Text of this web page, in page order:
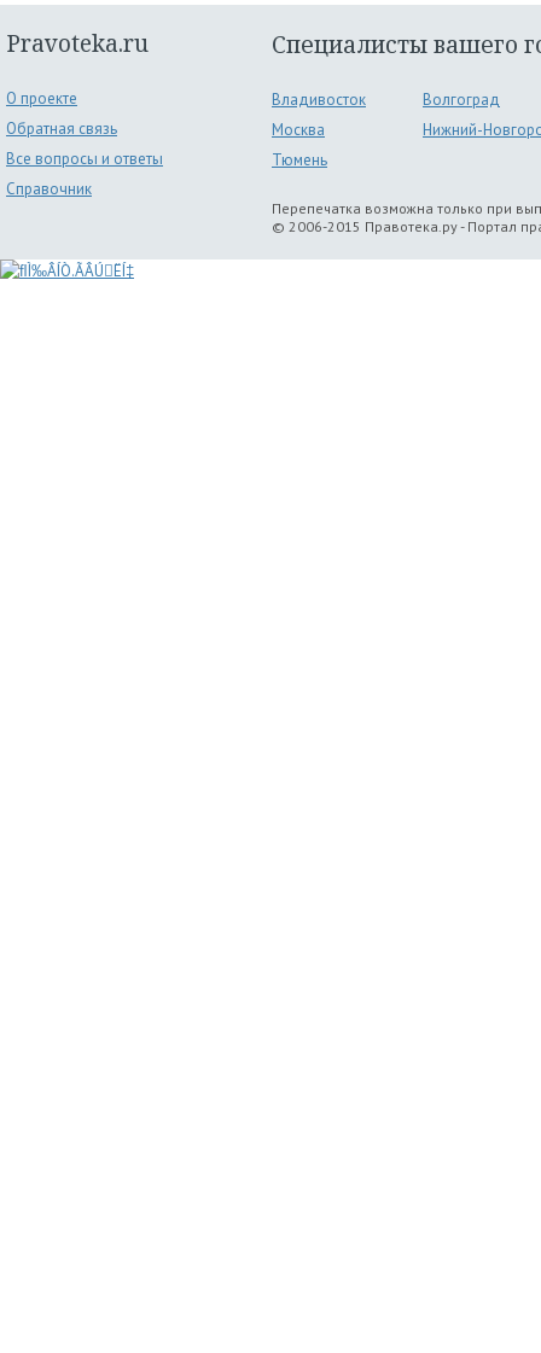
Pravoteka.ru
О проекте
Обратная связь
Все вопросы и ответы
Справочник
Специалисты вашего
Владивосток
Волгоград
Москва
Нижний-
Тюмень
Перепечатка возможна только при
© 2006-2015 Правотека.ру - Портал